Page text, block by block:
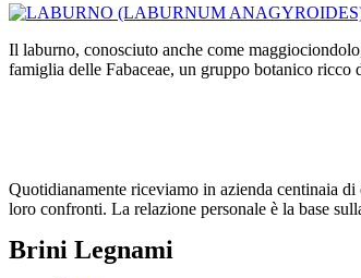
Il laburno, conosciuto anche come
famiglia delle Fabaceae, un gruppo botanico
Quotidianamente riceviamo in azienda centinaia
loro confronti. La relazione personale è la base
Brini Legnami